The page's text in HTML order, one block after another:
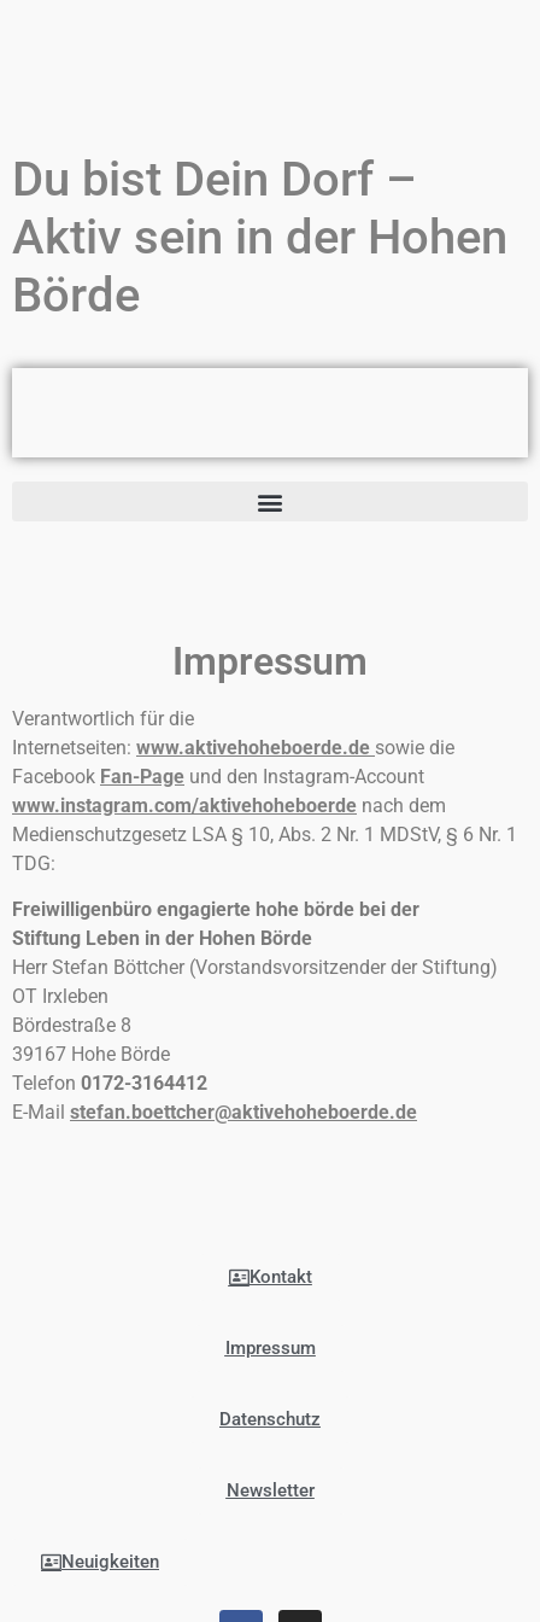
Du bist Dein Dorf –
Aktiv sein in der Hohen
Börde
Impressum
Verantwortlich für die
Internetseiten: www.aktivehoheboerde.de sowie die
Facebook Fan-Page und den Instagram-Account
www.instagram.com/aktivehoheboerde nach dem
Medienschutzgesetz LSA § 10, Abs. 2 Nr. 1 MDStV, § 6 Nr. 1
TDG:
Freiwilligenbüro engagierte hohe börde bei der
Stiftung Leben in der Hohen Börde
Herr Stefan Böttcher (Vorstandsvorsitzender der Stiftung)
OT Irxleben
Bördestraße 8
39167 Hohe Börde
Telefon 0172-3164412
E-Mail stefan.boettcher@aktivehoheboerde.de
Kontakt
Impressum
Datenschutz
Newsletter
Neuigkeiten